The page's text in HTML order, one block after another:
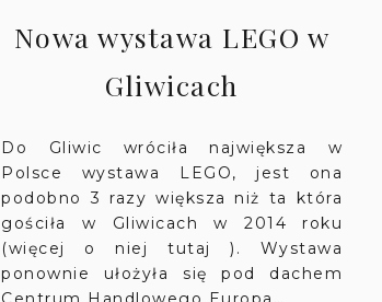
Nowa wystawa LEGO w
Gliwicach
Do Gliwic wróciła największa w
Polsce wystawa LEGO, jest ona
podobno 3 razy większa niż ta która
gościła w Gliwicach w 2014 roku
(więcej o niej tutaj ). Wystawa
ponownie ułożyła się pod dachem